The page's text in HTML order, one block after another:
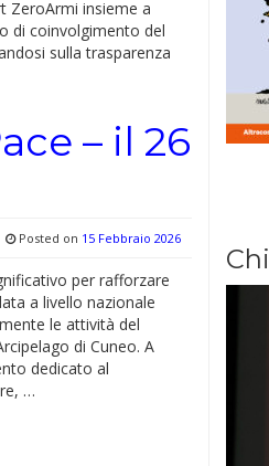
ZeroArmi insieme a
di coinvolgimento del
sulla trasparenza
– il 26
Posted on 15 Febbraio 2026
per rafforzare
a livello nazionale
le attività del
di Cuneo. A
dedicato al
…